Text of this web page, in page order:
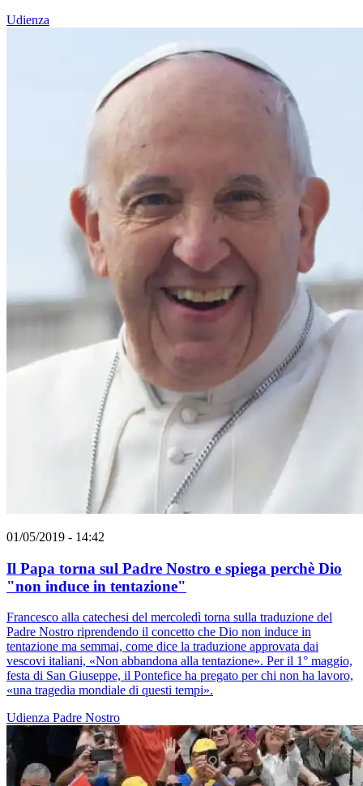
Udienza
01/05/2019 - 14:42
Il Papa torna sul Padre Nostro e spiega perchè Dio
"non induce in tentazione"
Francesco alla catechesi del mercoledì torna sulla traduzione del
Padre Nostro riprendendo il concetto che Dio non induce in
tentazione ma semmai, come dice la traduzione approvata dai
vescovi italiani, «Non abbandona alla tentazione». Per il 1° maggio,
festa di San Giuseppe, il Pontefice ha pregato per chi non ha lavoro,
«una tragedia mondiale di questi tempi».
Udienza Padre Nostro